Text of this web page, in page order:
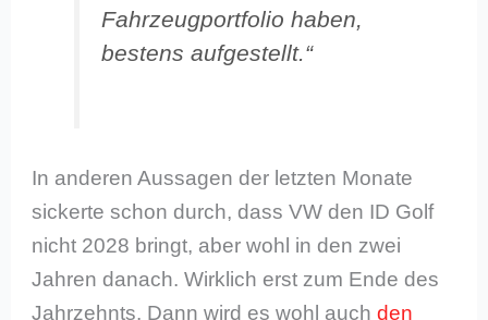
Fahrzeugportfolio haben,
bestens aufgestellt.“
In anderen Aussagen der letzten Monate
sickerte schon durch, dass VW den ID Golf
nicht 2028 bringt, aber wohl in den zwei
Jahren danach. Wirklich erst zum Ende des
Jahrzehnts. Dann wird es wohl auchden